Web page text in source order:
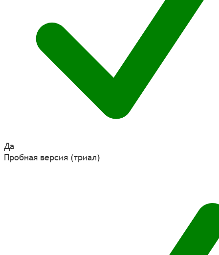
Да
Пробная версия (триал)